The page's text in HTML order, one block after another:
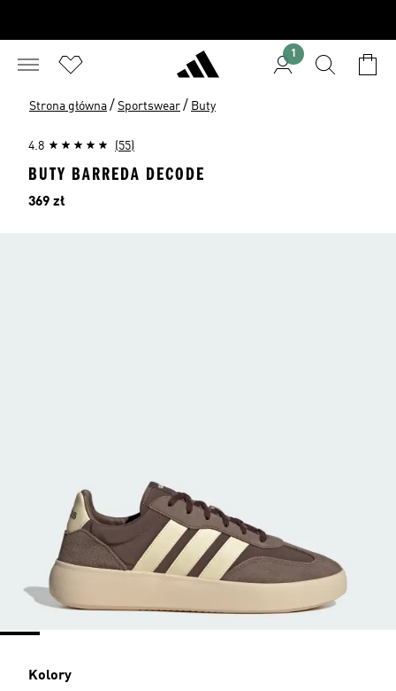
1
Strona główna / Sportswear / Buty
4.8 (55)
BUTY BARREDA DECODE
Cena
369 zł
Kolory